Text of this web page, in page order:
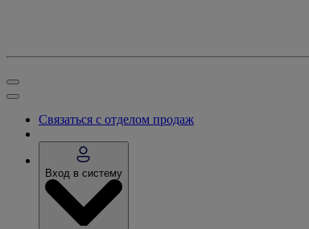
Связаться с отделом продаж
Вход в систему